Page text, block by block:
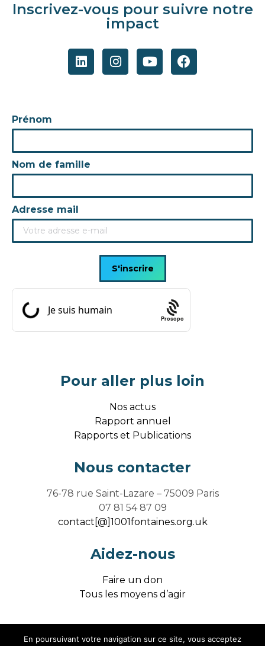
Inscrivez-vous pour suivre notre
impact
Prénom
Nom de famille
Adresse mail
Prosopo
Pour aller plus loin
Nos actus
Rapport annuel
Rapports et Publications
Nous contacter
76-78 rue Saint-Lazare – 75009 Paris
07 81 54 87 09
contact[@]1001fontaines.org.uk
Aidez-nous
Faire un don
Tous les moyens d’agir
En poursuivant votre navigation sur ce site, vous acceptez